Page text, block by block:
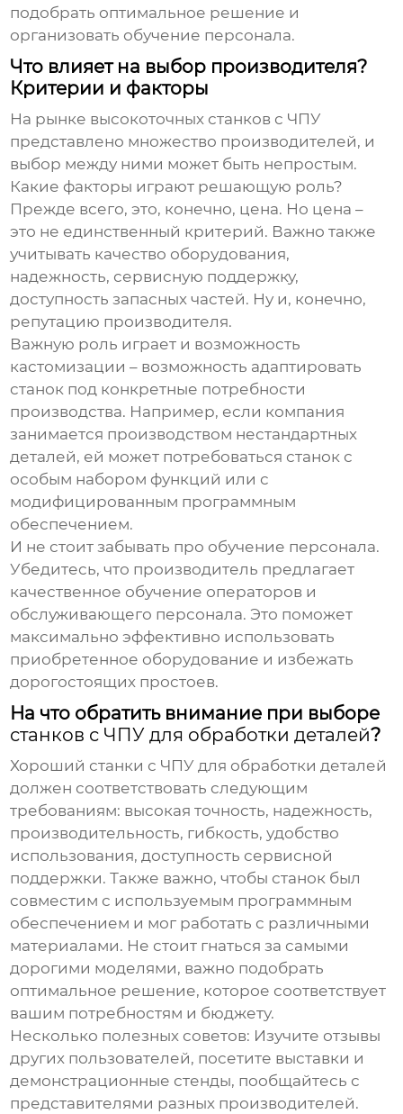
подобрать оптимальное решение и
организовать обучение персонала.
Что влияет на выбор производителя?
Критерии и факторы
На рынке высокоточных станков с ЧПУ
представлено множество производителей, и
выбор между ними может быть непростым.
Какие факторы играют решающую роль?
Прежде всего, это, конечно, цена. Но цена –
это не единственный критерий. Важно также
учитывать качество оборудования,
надежность, сервисную поддержку,
доступность запасных частей. Ну и, конечно,
репутацию производителя.
Важную роль играет и возможность
кастомизации – возможность адаптировать
станок под конкретные потребности
производства. Например, если компания
занимается производством нестандартных
деталей, ей может потребоваться станок с
особым набором функций или с
модифицированным программным
обеспечением.
И не стоит забывать про обучение персонала.
Убедитесь, что производитель предлагает
качественное обучение операторов и
обслуживающего персонала. Это поможет
максимально эффективно использовать
приобретенное оборудование и избежать
дорогостоящих простоев.
На что обратить внимание при выборе
станков с ЧПУ для обработки деталей?
Хороший станки с ЧПУ для обработки деталей
должен соответствовать следующим
требованиям: высокая точность, надежность,
производительность, гибкость, удобство
использования, доступность сервисной
поддержки. Также важно, чтобы станок был
совместим с используемым программным
обеспечением и мог работать с различными
материалами. Не стоит гнаться за самыми
дорогими моделями, важно подобрать
оптимальное решение, которое соответствует
вашим потребностям и бюджету.
Несколько полезных советов: Изучите отзывы
других пользователей, посетите выставки и
демонстрационные стенды, пообщайтесь с
представителями разных производителей.